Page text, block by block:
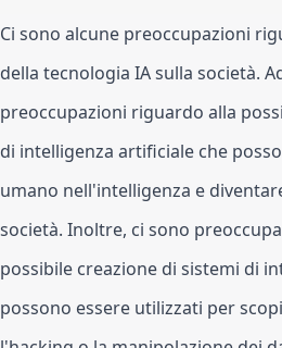
Ci sono alcune preoccupazioni
della tecnologia IA sulla società.
preoccupazioni riguardo alla
di intelligenza artificiale che
umano nell'intelligenza e
società. Inoltre, ci sono
possibile creazione di sistemi di
possono essere utilizzati per